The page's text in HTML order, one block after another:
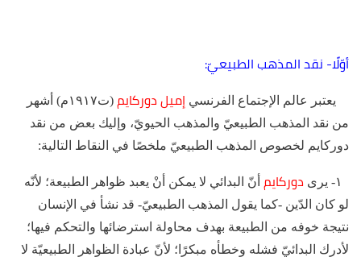
أوّلًا- نقد المذهب الطبيعيّ:
يعتبر عالم الإجتماع الفرنسي إميل دوركايم
(ت١٩١٧م) أشهر
من نقد المذهب الطبيعيّ والمذهب الحيويّ، وإليك بعض من نقد
دوركايم لخصوص المذهب الطبيعيّ ملخصًا في النقاط التالية:
دوركايم أنّ البدائي لا يمكن أنْ يعبد ظواهر الطبيعة؛ لأنّه
لو كان الدّين -كما يقول المذهب الطبيعيّ- قد نشأ في الإنسان
نتيجة خوفه من الطبيعة بهدف محاولة استرضائها والتحكم فيها؛
لأدرك البدائيّ فشله وخطأه مبكرًا؛ لأنّ عبادة الظواهر الطبيعيّة لا